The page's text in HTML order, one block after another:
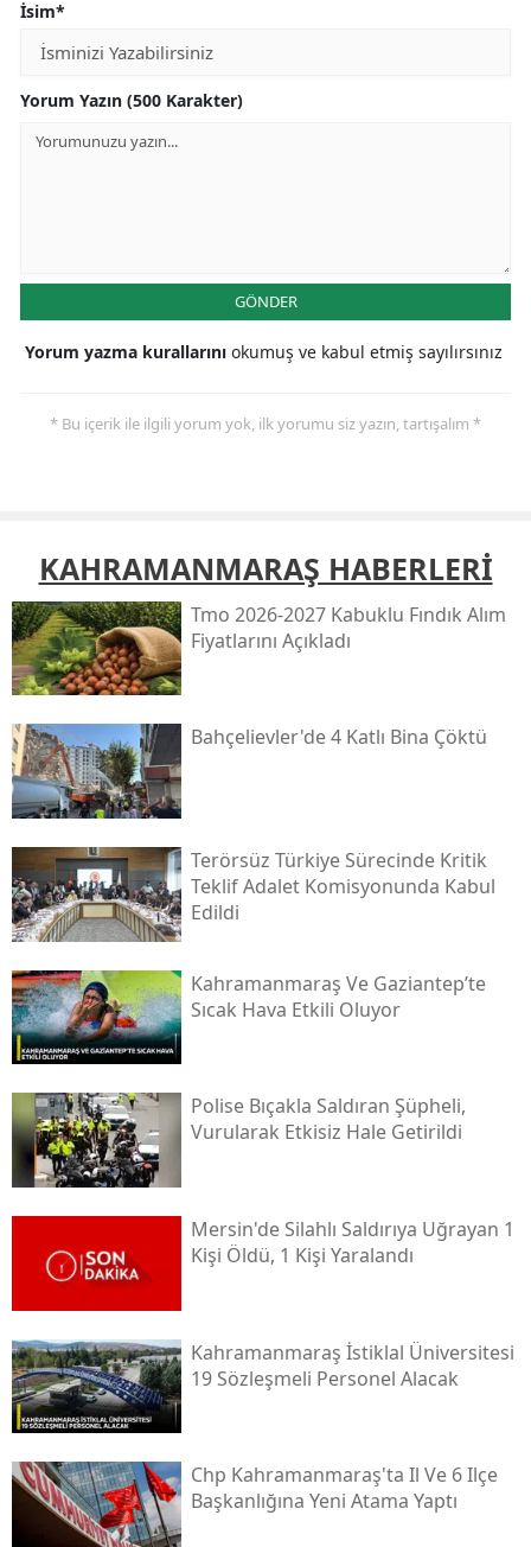
İsim*
Yorum Yazın (500 Karakter)
GÖNDER
Yorum yazma kurallarını okumuş ve kabul etmiş sayılırsınız
* Bu içerik ile ilgili yorum yok, ilk yorumu siz yazın, tartışalım *
KAHRAMANMARAŞ HABERLERİ
Tmo 2026-2027 Kabuklu Fındık Alım
Fiyatlarını Açıkladı
Bahçelievler'de 4 Katlı Bina Çöktü
Terörsüz Türkiye Sürecinde Kritik
Teklif Adalet Komisyonunda Kabul
Edildi
Kahramanmaraş Ve Gaziantep’te
Sıcak Hava Etkili Oluyor
Polise Bıçakla Saldıran Şüpheli,
Vurularak Etkisiz Hale Getirildi
Mersin'de Silahlı Saldırıya Uğrayan 1
Kişi Öldü, 1 Kişi Yaralandı
Kahramanmaraş İstiklal Üniversitesi
19 Sözleşmeli Personel Alacak
Chp Kahramanmaraş'ta Il Ve 6 Ilçe
Başkanlığına Yeni Atama Yaptı